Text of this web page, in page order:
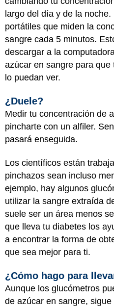
largo del día y de la
portátiles que miden la
sangre cada 5 minutos.
descargar a la
azúcar en sangre para
lo puedan ver.
¿Duele?
Medir tu concentración de
pincharte con un alfiler.
pasará enseguida.
Los científicos están
pinchazos sean incluso
ejemplo, hay algunos
utilizar la sangre extraída
suele ser un área menos
que lleva tu diabetes los
a encontrar la forma de
que sea mejor para ti.
¿Cómo hago para
Aunque los glucómetros
de azúcar en sangre,